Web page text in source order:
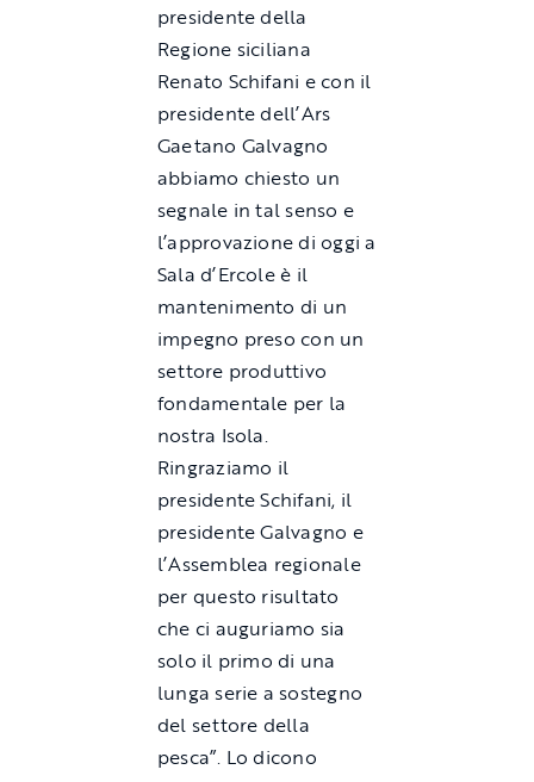
presidente della
Regione siciliana
Renato Schifani e con il
presidente dell’Ars
Gaetano Galvagno
abbiamo chiesto un
segnale in tal senso e
l’approvazione di oggi a
Sala d’Ercole è il
mantenimento di un
impegno preso con un
settore produttivo
fondamentale per la
nostra Isola.
Ringraziamo il
presidente Schifani, il
presidente Galvagno e
l’Assemblea regionale
per questo risultato
che ci auguriamo sia
solo il primo di una
lunga serie a sostegno
del settore della
pesca”. Lo dicono